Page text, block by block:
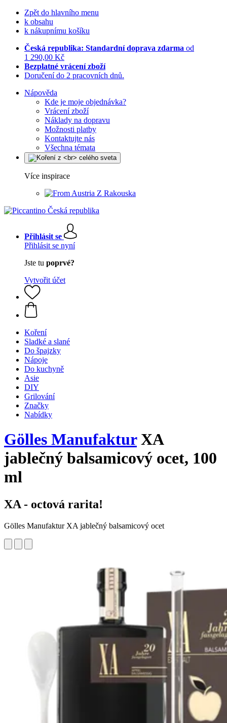
Zpět do hlavního menu
k obsahu
k nákupnímu košíku
Česká republika: Standardní doprava zdarma od
1 290,00 Kč
Bezplatné vrácení zboží
Doručení do 2 pracovních dnů.
Nápověda
Kde je moje objednávka?
Vrácení zboží
Náklady na dopravu
Možnosti platby
Kontaktujte nás
Všechna témata
Více inspirace
Z Rakouska
Přihlásit se
Přihlásit se nyní
Jste tu poprvé?
Vytvořit účet
Koření
Sladké a slané
Do špajzky
Nápoje
Do kuchyně
Asie
DIY
Grilování
Značky
Nabídky
Gölles ManufakturXA
jablečný balsamicový ocet, 100
ml
XA - octová rarita!
Gölles Manufaktur XA jablečný balsamicový ocet